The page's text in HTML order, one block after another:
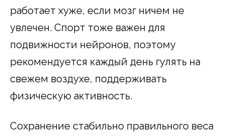
работает хуже, если мозг ничем не
увлечен. Спорт тоже важен для
подвижности нейронов, поэтому
рекомендуется каждый день гулять на
свежем воздухе, поддерживать
физическую активность.
Сохранение стабильно правильного веса